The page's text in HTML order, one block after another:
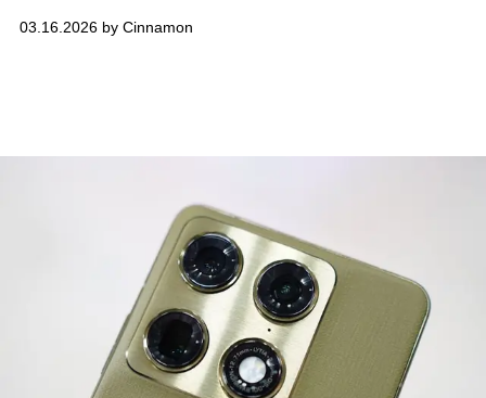
phong cách sống và gu thẩm mỹ của gia chủ. Sự thay đổi
03.16.2026 by Cinnamon